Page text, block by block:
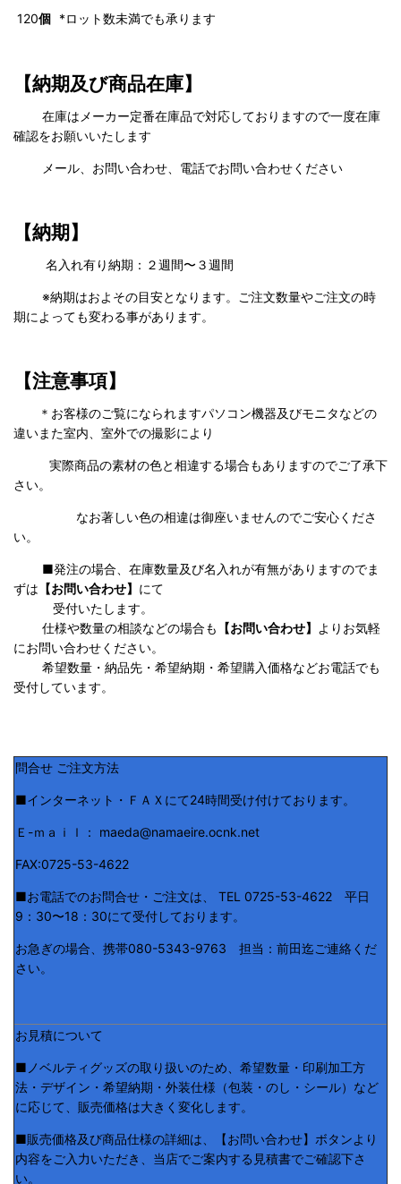
120個 *ロット数未満でも承ります
【納期及び商品在庫】
在庫はメーカー定番在庫品で対応しておりますので一度在庫
確認をお願いいたします
メール、お問い合わせ、電話でお問い合わせください
【納期】
名入れ有り納期：２週間〜３週間
※納期はおよその目安となります。ご注文数量やご注文の時
期によっても変わる事があります。
【注意事項】
＊お客様のご覧になられますパソコン機器及びモニタなどの
違いまた室内、室外での撮影により
実際商品の素材の色と相違する場合もありますのでご了承下
さい。
なお著しい色の相違は御座いませんのでご安心くださ
い。
■発注の場合、在庫数量及び名入れが有無がありますのでま
ずは 【お問い合わせ】 にて
受付いたします。
仕様や数量の相談などの場合も
【お問い合わせ】
よりお気軽
にお問い合わせください。
希望数量・納品先・希望納期・希望購入価格などお電話でも
受付しています。
問合せ ご注文方法
■インターネット・ＦＡＸにて24時間受け付けております。
Ｅ-ｍａｉｌ： maeda@namaeire.ocnk.net
FAX:0725-53-4622
■お電話でのお問合せ・ご注文は、 TEL 0725-53-4622 平日
9：30〜18：30にて受付しております。
お急ぎの場合、携帯080-5343-9763 担当：前田迄ご連絡くだ
さい。
お見積について
■ノベルティグッズの取り扱いのため、希望数量・印刷加工方
法・デザイン・希望納期・外装仕様（包装・のし・シール）など
に応じて、販売価格は大きく変化します。
■販売価格及び商品仕様の詳細は、【お問い合わせ】ボタンより
内容をご入力いただき、当店でご案内する見積書でご確認下さ
い。